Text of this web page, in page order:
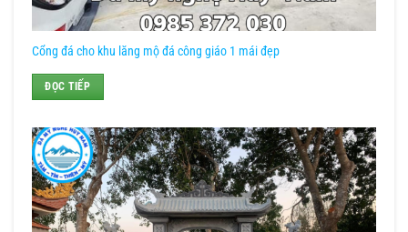
Cổng đá cho khu lăng mộ đá công giáo 1 mái đẹp
ĐỌC TIẾP